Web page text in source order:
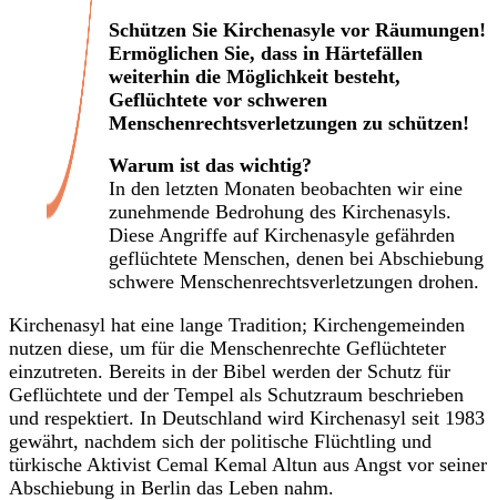
Schützen Sie Kirchenasyle vor Räumungen!
Ermöglichen Sie, dass in Härtefällen
weiterhin die Möglichkeit besteht,
Geflüchtete vor schweren
Menschenrechtsverletzungen zu schützen!
Warum ist das wichtig?
In den letzten Monaten beobachten wir eine
zunehmende Bedrohung des Kirchenasyls.
Diese Angriffe auf Kirchenasyle gefährden
geflüchtete Menschen, denen bei Abschiebung
schwere Menschenrechtsverletzungen drohen.
Kirchenasyl hat eine lange Tradition; Kirchengemeinden
nutzen diese, um für die Menschenrechte Geflüchteter
einzutreten. Bereits in der Bibel werden der Schutz für
Geflüchtete und der Tempel als Schutzraum beschrieben
und respektiert. In Deutschland wird Kirchenasyl seit 1983
gewährt, nachdem sich der politische Flüchtling und
türkische Aktivist Cemal Kemal Altun aus Angst vor seiner
Abschiebung in Berlin das Leben nahm.